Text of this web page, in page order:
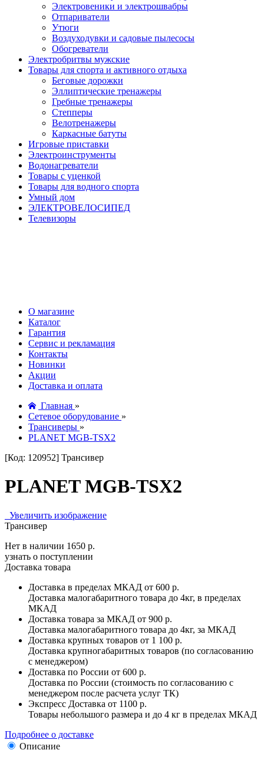
Электровеники и электрошвабры
Отпариватели
Утюги
Воздуходувки и садовые пылесосы
Обогреватели
Электробритвы мужские
Товары для спорта и активного отдыха
Беговые дорожки
Эллиптические тренажеры
Гребные тренажеры
Степперы
Велотренажеры
Каркасные батуты
Игровые приставки
Электроинструменты
Водонагреватели
Товары с уценкой
Товары для водного спорта
Умный дом
ЭЛЕКТРОВЕЛОСИПЕД
Телевизоры
О магазине
Каталог
Гарантия
Сервис и рекламация
Контакты
Новинки
Акции
Доставка и оплата
Главная »
Сетевое оборудование »
Трансиверы »
PLANET MGB-TSX2
[Код: 120952] Трансивер
PLANET MGB-TSX2
Увеличить изображение
Трансивер
Нет в наличии 1650 р.
узнать о поступлении
Доставка товара
Доставка в пределах МКАД от 600 р.
Доставка малогабаритного товара до 4кг, в пределах
МКАД
Доставка товара за МКАД от 900 р.
Доставка малогабаритного товара до 4кг, за МКАД
Доставка крупных товаров от 1 100 р.
Доставка крупногабаритных товаров (по согласованию
с менеджером)
Доставка по России от 600 р.
Доставка по России (стоимость по согласованию с
менеджером после расчета услуг ТК)
Экспресс Доставка от 1100 р.
Товары небольшого размера и до 4 кг в пределах МКАД
Подробнее о доставке
Описание